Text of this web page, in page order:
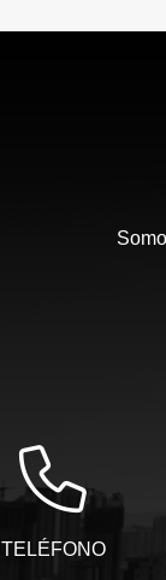
TELÉFONO